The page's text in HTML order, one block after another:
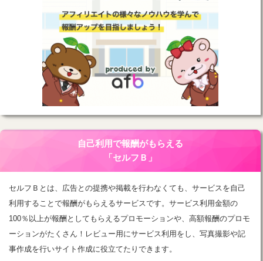
自己利用で報酬がもらえる
「セルフＢ」
セルフＢとは、広告との提携や掲載を行わなくても、サービスを自己
利用することで報酬がもらえるサービスです。サービス利用金額の
100％以上が報酬としてもらえるプロモーションや、高額報酬のプロモ
ーションがたくさん！レビュー用にサービス利用をし、写真撮影や記
事作成を行いサイト作成に役立てたりできます。